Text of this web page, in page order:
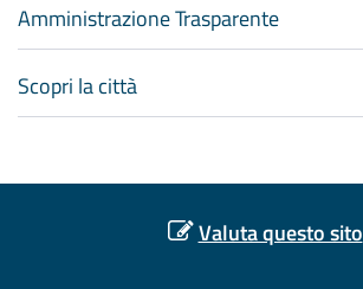
Amministrazione Trasparente
Scopri la città
Valuta questo sito